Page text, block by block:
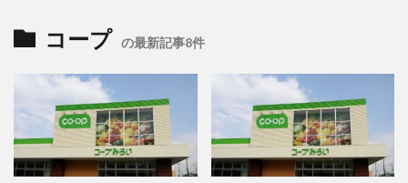
コープ の最新記事8件